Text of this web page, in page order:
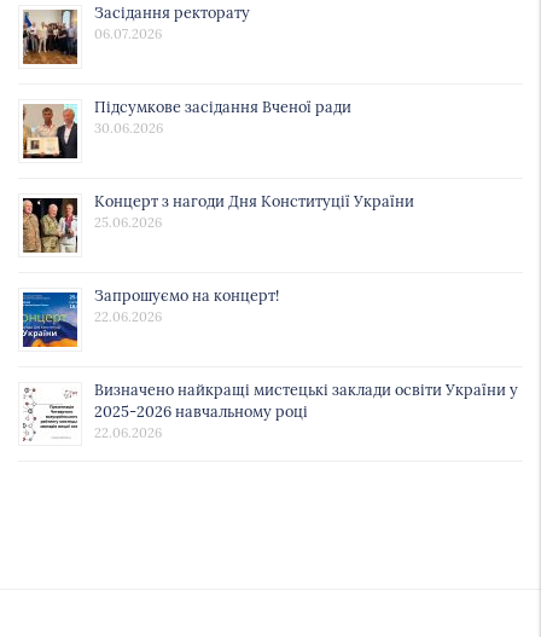
Засідання ректорату
06.07.2026
Підсумкове засідання Вченої ради
30.06.2026
Концерт з нагоди Дня Конституції України
25.06.2026
Запрошуємо на концерт!
22.06.2026
Визначено найкращі мистецькі заклади освіти України у
2025-2026 навчальному році
22.06.2026